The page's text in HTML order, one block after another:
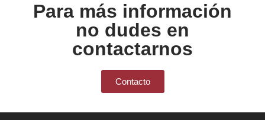
Para más información
no dudes en
contactarnos
Contacto